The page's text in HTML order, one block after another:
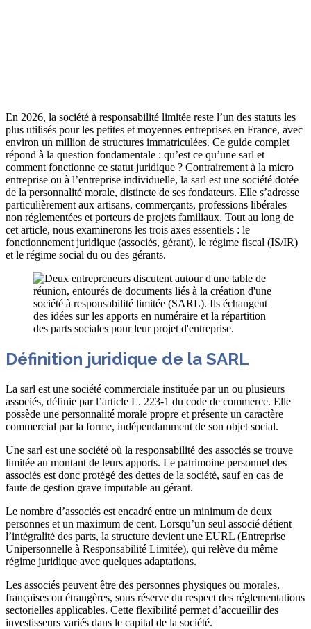
En 2026, la société à responsabilité limitée reste l’un des statuts les
plus utilisés pour les petites et moyennes entreprises en France, avec
environ un million de structures immatriculées. Ce guide complet
répond à la question fondamentale : qu’est ce qu’une sarl et
comment fonctionne ce statut juridique ? Contrairement à la micro
entreprise ou à l’entreprise individuelle, la sarl est une société dotée
de la personnalité morale, distincte de ses fondateurs. Elle s’adresse
particulièrement aux artisans, commerçants, professions libérales
non réglementées et porteurs de projets familiaux. Tout au long de
cet article, nous examinerons les trois axes essentiels : le
fonctionnement juridique (associés, gérant), le régime fiscal (IS/IR)
et le régime social du ou des gérants.
Définition juridique de la SARL
La sarl est une société commerciale instituée par un ou plusieurs
associés, définie par l’article L. 223-1 du code de commerce. Elle
possède une personnalité morale propre et présente un caractère
commercial par la forme, indépendamment de son objet social.
Une sarl est une société où la responsabilité des associés se trouve
limitée au montant de leurs apports. Le patrimoine personnel des
associés est donc protégé des dettes de la société, sauf en cas de
faute de gestion grave imputable au gérant.
Le nombre d’associés est encadré entre un minimum de deux
personnes et un maximum de cent. Lorsqu’un seul associé détient
l’intégralité des parts, la structure devient une EURL (Entreprise
Unipersonnelle à Responsabilité Limitée), qui relève du même
régime juridique avec quelques adaptations.
Les associés peuvent être des personnes physiques ou morales,
françaises ou étrangères, sous réserve du respect des réglementations
sectorielles applicables. Cette flexibilité permet d’accueillir des
investisseurs variés dans le capital de la société.